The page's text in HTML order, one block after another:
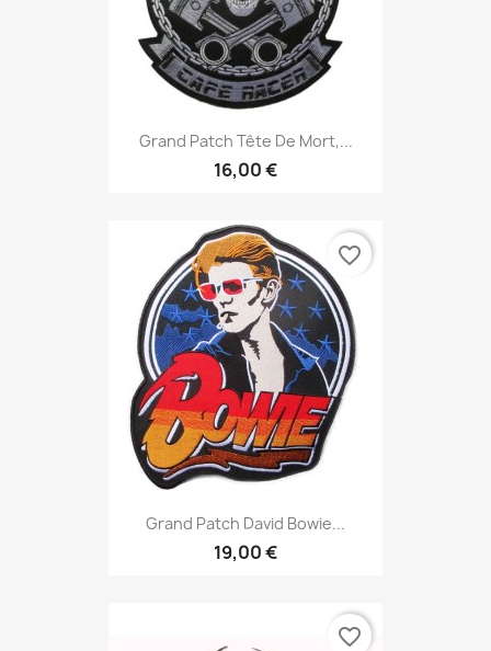
Grand Patch Tête De Mort,...
16,00 €
Grand Patch David Bowie...
19,00 €
favorite_border
favorite_border